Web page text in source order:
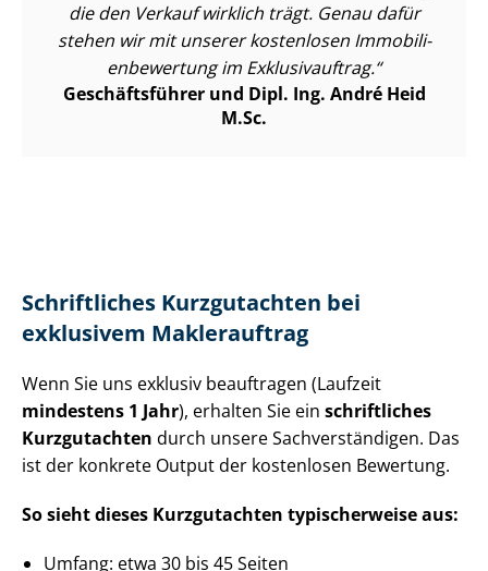
die den Verkauf wirklich trägt. Genau dafür
stehen wir mit unserer kostenlosen Im­mo­bi­li­
en­be­wer­tung im Exklusivauftrag.
Geschäftsführer und Dipl. Ing. André Heid
M.Sc.
Schriftliches Kurzgutachten bei
exklusivem Maklerauftrag
Wenn Sie uns exklusiv beauftragen (Laufzeit
mindestens 1 Jahr), erhalten Sie ein schriftliches
Kurzgutachten durch unsere Sach­ver­stän­di­gen. Das
ist der konkrete Output der kostenlosen Bewertung.
So sieht dieses Kurzgutachten typischerweise aus:
Umfang: etwa 30 bis 45 Seiten